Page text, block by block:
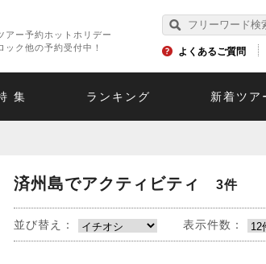
アー予約ホットホリデー
ク他の予約受付中！
よくあるご質問
集 ランキング 新着ツア
済州島でアクティビティ 3件
並び替え： 表示件数：